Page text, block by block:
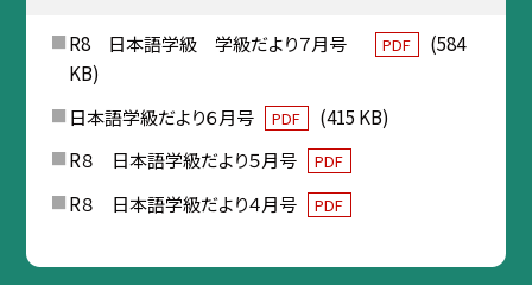
R8 日本語学級 学級だより７月号 PDF
(584
KB)
日本語学級だより６月号
PDF
(415 KB)
R８ 日本語学級だより５月号
PDF
R８ 日本語学級だより４月号 PDF